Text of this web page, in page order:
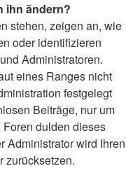
ihn ändern?
stehen, zeigen an, wie
oder identifizieren
Administratoren.
eines Ranges nicht
festgelegt
Beiträge, nur um
dulden dieses
Administrator wird Ihren
zurücksetzen.